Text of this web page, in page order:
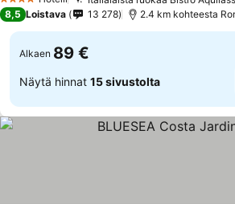
4 Tähtiluokitus
8,5 Loistava 13 278 2.4 km kohteesta
Alkaen 89 €
Näytä hinnat 15 sivustolta